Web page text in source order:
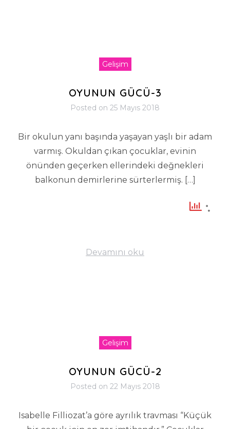
Gelişim
OYUNUN GÜCÜ-3
Posted on 25 Mayıs 2018
Bir okulun yanı başında yaşayan yaşlı bir adam
varmış. Okuldan çıkan çocuklar, evinin
önünden geçerken ellerindeki değnekleri
balkonun demirlerine sürterlermiş. […]
Devamını oku
Gelişim
OYUNUN GÜCÜ-2
Posted on 22 Mayıs 2018
Isabelle Filliozat’a göre ayrılık travması “Küçük